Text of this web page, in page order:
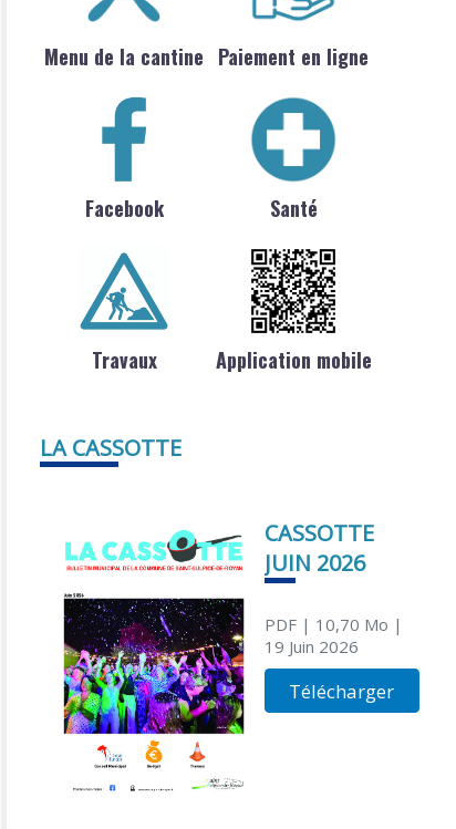
Menu de la cantine Paiement en ligne
Facebook Santé
Travaux Application mobile
LA CASSOTTE
CASSOTTE
JUIN 2026
PDF| 10,70 Mo |
19 Juin 2026
Télécharger